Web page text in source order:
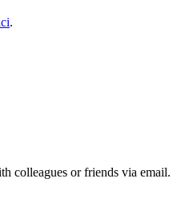
.
colleagues or friends via email.